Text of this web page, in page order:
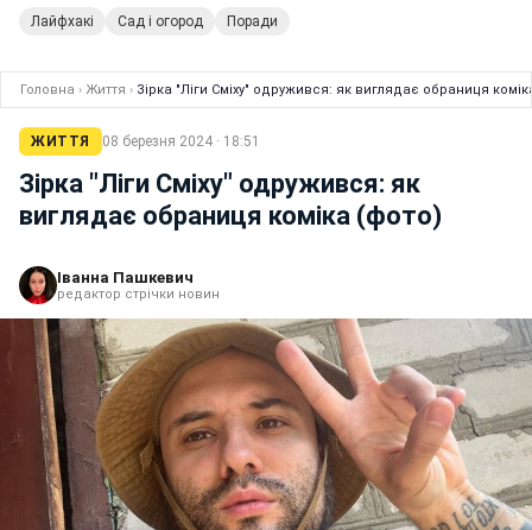
Лайфхакі Сад і огород Поради
Головна › Життя › Зірка "Ліги Сміху" одружився: як виглядає обраниця
ЖИТТЯ 08 березня 2024 · 18:51
Зірка "Ліги Сміху" одружився: як
виглядає обраниця коміка (фото)
Іванна Пашкевич
редактор стрічки новин